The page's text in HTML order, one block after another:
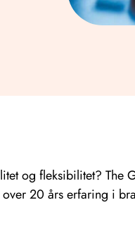
og fleksibilitet? The
20 års erfaring i